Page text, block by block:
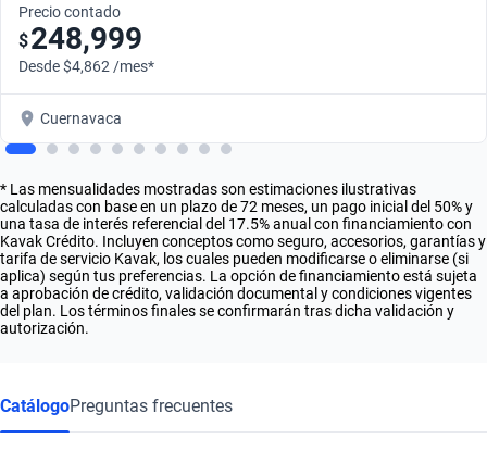
Precio contado
$248,999
Desde $4,862 /mes*
Cuernavaca
* Las mensualidades mostradas son estimaciones ilustrativas
calculadas con base en un plazo de 72 meses, un pago inicial del 50% y
una tasa de interés referencial del 17.5% anual con financiamiento con
Kavak Crédito. Incluyen conceptos como seguro, accesorios, garantías y
tarifa de servicio Kavak, los cuales pueden modificarse o eliminarse (si
aplica) según tus preferencias. La opción de financiamiento está sujeta
a aprobación de crédito, validación documental y condiciones vigentes
del plan. Los términos finales se confirmarán tras dicha validación y
autorización.
CatálogoPreguntas frecuentes